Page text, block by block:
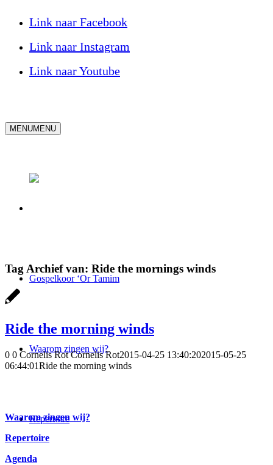
Link naar Facebook
Link naar Instagram
Link naar Youtube
MENUMENU
Gospelkoor ‘Or Tamim
Waarom zingen wij?
Repertoire
Tag Archief van: Ride the mornings winds
Ride the morning winds
0 0 Cornelis Rot Cornelis Rot2015-04-25 13:40:202015-05-25
06:44:01Ride the morning winds
Waarom zingen wij?
Repertoire
Agenda